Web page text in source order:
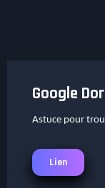
Google
Astuce pour
Lien